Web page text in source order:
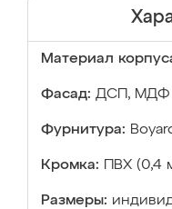
Материал
Фасад: ДСП, МДФ
Фурнитура:
Кромка: ПВХ (0,4
Размеры: